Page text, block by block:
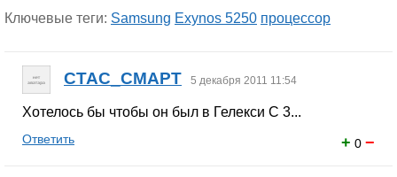
Ключевые теги: Samsung Exynos 5250 процессор
CTAC_CMAPT 5 декабря 2011 11:54
Хотелось бы чтобы он был в Гелекси С 3...
+ 0 −
Ответить